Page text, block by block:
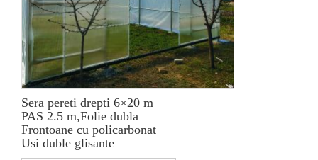
Sera pereti drepti 6×20 m
PAS 2.5 m,Folie dubla
Frontoane cu policarbonat
Usi duble glisante